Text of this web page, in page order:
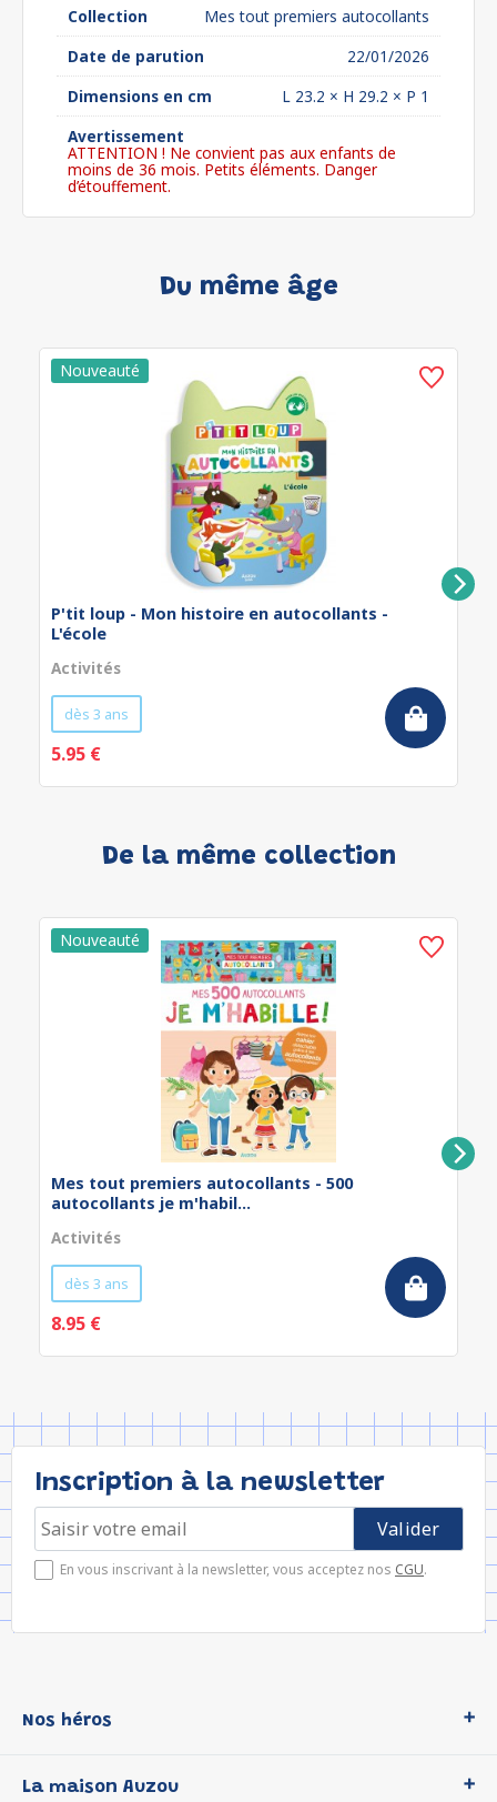
Collection
Mes tout premiers autocollants
Date de parution
22/01/2026
Dimensions en cm
L 23.2 × H 29.2 × P 1
Avertissement
ATTENTION ! Ne convient pas aux enfants de
moins de 36 mois. Petits éléments. Danger
d’étouffement.
Du même âge
P'tit loup - Mon histoire en autocollants -
L'école
Activités
dès 3 ans
5.95 €
De la même collection
Mes tout premiers autocollants - 500
autocollants je m'habil...
Activités
dès 3 ans
8.95 €
Inscription à la newsletter
En vous inscrivant à la newsletter, vous acceptez nos CGU.
Nos héros
P'tit Loup
La maison Auzou